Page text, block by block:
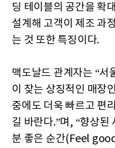
딩 테이블의 공간을 확
설계해 고객이 제조 과
는 것 또한 특징이다.
맥도날드 관계자는 “서
이 찾는 상징적인 매장
중에도 더욱 빠르고 편
길 바란다.”며, “향상된
분 좋은 순간(Feel